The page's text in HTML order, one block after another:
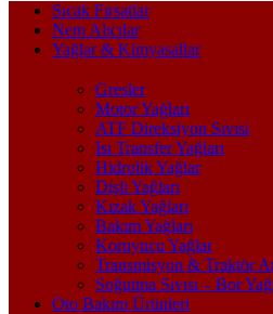
Sıcak Fırsatlar
Nem Alıcılar
Yağlar & Kimyasallar
Gresler
Motor Yağları
ATF Direksiyon Sıvısı
Isı Transfer Yağları
Hidrolik Yağlar
Dişli Yağları
Kızak Yağları
Bakım Yağları
Koruyucu Yağlar
Transmisyon & Traktör
Soğutma Sıvısı – Bor
Oto Bakım Ürünleri